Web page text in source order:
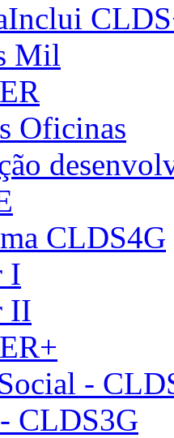
Mil
Oficinas
CLDS4G
I
II
-
CLDS3G